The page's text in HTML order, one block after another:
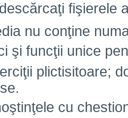
fişierele
nu conţine
şi funcţii unice
plictisitoare;
cu